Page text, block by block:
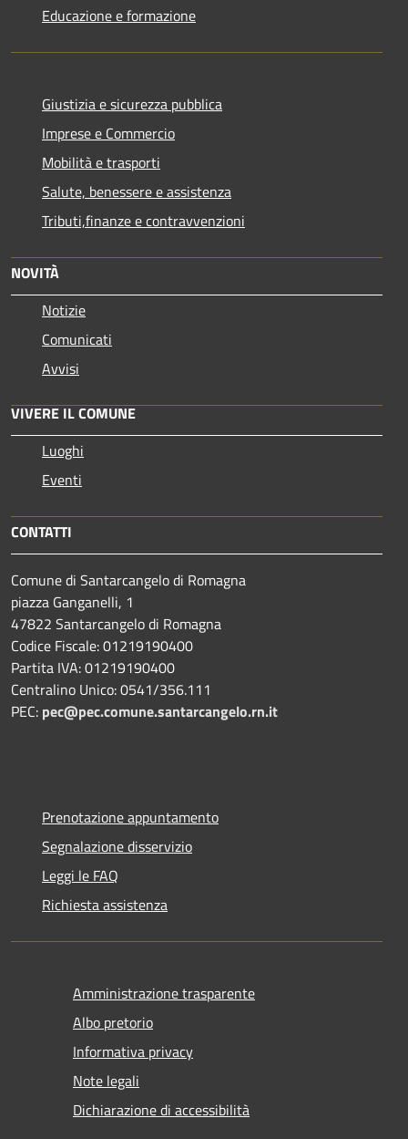
Educazione e formazione
Giustizia e sicurezza pubblica
Imprese e Commercio
Mobilità e trasporti
Salute, benessere e assistenza
Tributi,finanze e contravvenzioni
NOVITÀ
Notizie
Comunicati
Avvisi
VIVERE IL COMUNE
Luoghi
Eventi
CONTATTI
Comune di Santarcangelo di Romagna
piazza Ganganelli, 1
47822 Santarcangelo di Romagna
Codice Fiscale: 01219190400
Partita IVA: 01219190400
Centralino Unico: 0541/356.111
PEC: pec@pec.comune.santarcangelo.rn.it
Prenotazione appuntamento
Segnalazione disservizio
Leggi le FAQ
Richiesta assistenza
Amministrazione trasparente
Albo pretorio
Informativa privacy
Note legali
Dichiarazione di accessibilità